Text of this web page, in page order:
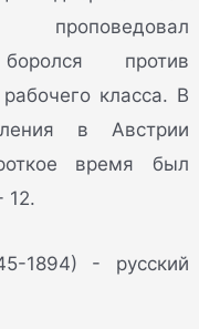
проповедовал
против
класса. В
в Австрии
время был
12.
1894) - русский